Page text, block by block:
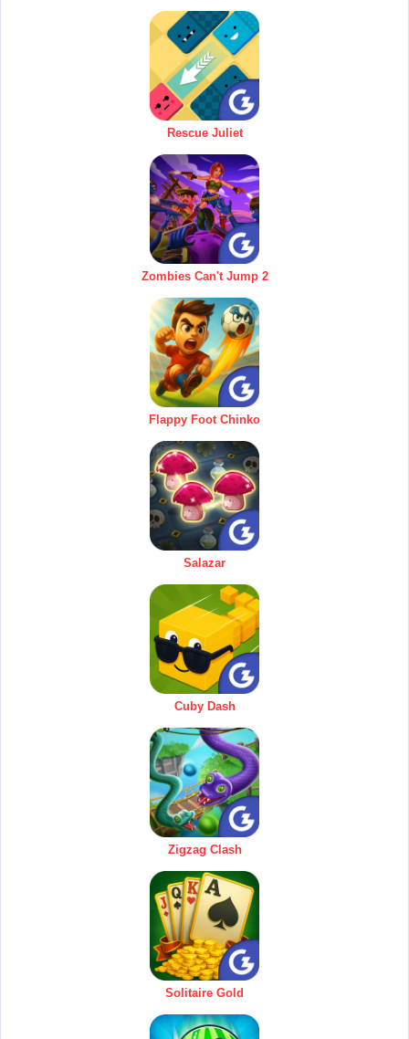
Rescue Juliet
Zombies Can't Jump 2
Flappy Foot Chinko
Salazar
Cuby Dash
Zigzag Clash
Solitaire Gold